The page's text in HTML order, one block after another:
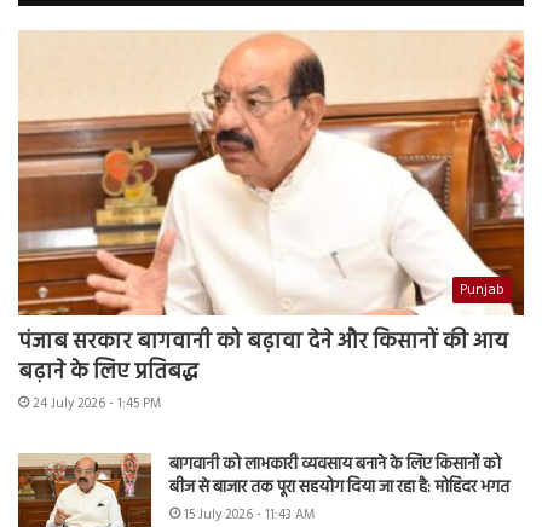
Punjab
पंजाब सरकार बागवानी को बढ़ावा देने और किसानों की आय
बढ़ाने के लिए प्रतिबद्ध
24 July 2026 - 1:45 PM
बागवानी को लाभकारी व्यवसाय बनाने के लिए किसानों को
बीज से बाजार तक पूरा सहयोग दिया जा रहा है: मोहिंदर भगत
15 July 2026 - 11:43 AM